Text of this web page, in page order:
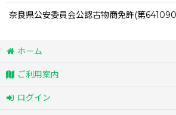
奈良県公安委員会公認古物商免許(第
ホーム
ご利用案内
ログイン